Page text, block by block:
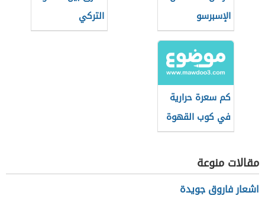
الإسبرسو
التركي
والإسبريسو
كم سعرة حرارية
في كوب القهوة
سريعة التحضير
مقالات منوعة
اشعار فاروق جويدة